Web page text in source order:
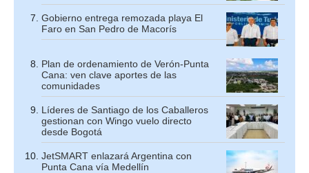
Gobierno entrega remozada playa El
Faro en San Pedro de Macorís
Plan de ordenamiento de Verón-Punta
Cana: ven clave aportes de las
comunidades
Líderes de Santiago de los Caballeros
gestionan con Wingo vuelo directo
desde Bogotá
JetSMART enlazará Argentina con
Punta Cana vía Medellín